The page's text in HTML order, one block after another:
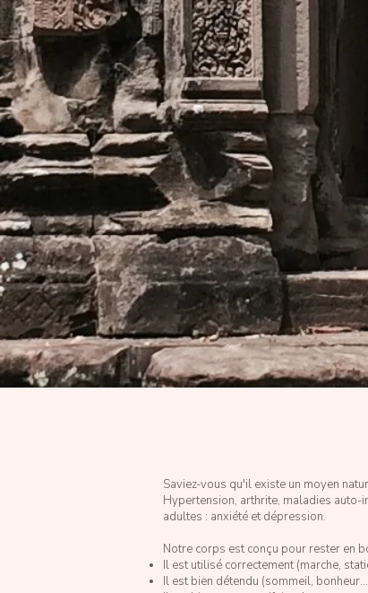
Saviez-vous qu'il existe un moyen
Hypertension, arthrite, maladies auto-
adultes : anxiété et dépression.
Notre corps est conçu pour rester en
Il est utilisé correctement (marche,
Il est bien détendu (sommeil,